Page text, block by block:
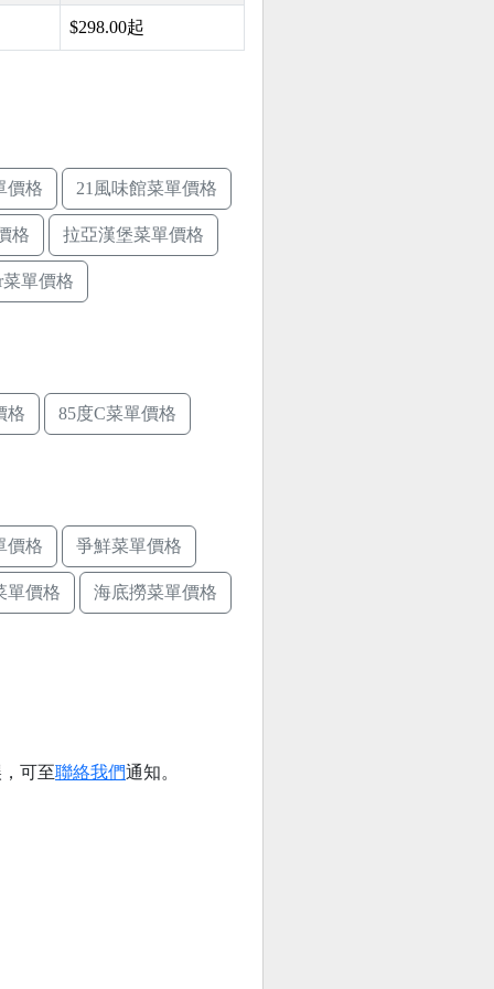
$298.00起
價格 21風味館菜單價格
格 拉亞漢堡菜單價格
菜單價格
格 85度C菜單價格
價格 爭鮮菜單價格
單價格 海底撈菜單價格
可至聯絡我們通知。